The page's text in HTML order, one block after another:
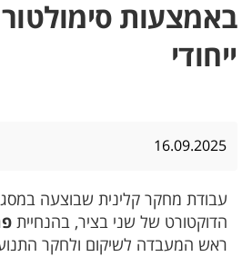
באמצעות
ייחודי
16.09.2025
עבודת מחקר קלינית שבוצעה
הדוקטורט של שני בציר, בהנחיית
ראש המעבדה לשיקום ולחקר